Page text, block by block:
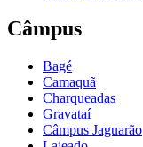
Câmpus
Bagé
Camaquã
Charqueadas
Gravataí
Câmpus Jaguarão